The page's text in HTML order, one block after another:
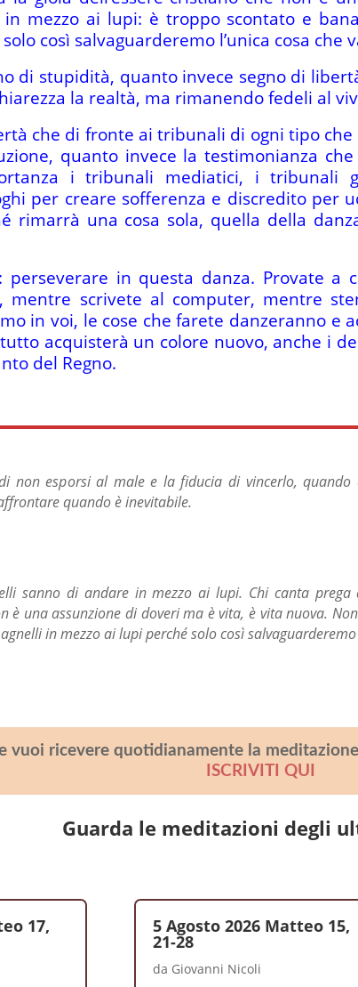
mezzo ai lupi: è troppo scontato e
così salvaguarderemo l’unica cosa che
di stupidità, quanto invece segno di
la realtà, ma rimanendo fedeli al
che di fronte ai tribunali di ogni tipo
quanto invece la testimonianza
i tribunali mediatici, i tribunali
per creare sofferenza e discredito per
rimarrà una cosa sola, quella della
perseverare in questa danza. Provate a
mentre scrivete al computer, mentre
in voi, le cose che farete danzeranno e
acquisterà un colore nuovo, anche i
del Regno.
non esporsi al male e la fiducia di vincerlo,
quando è inevitabile.
sanno di andare in mezzo ai lupi. Chi canta prega
è una assunzione di doveri ma è vita, è vita nuova.
in mezzo ai lupi perchésolo così
vuoi ricevere quotidianamente la
ISCRIVITI QUI
Guarda le meditazioni degli
17, 5 Agosto 2026 Matteo 15,
21-28
da Giovanni Nicoli